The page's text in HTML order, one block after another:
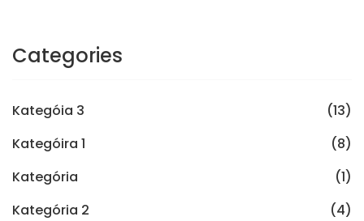
Categories
Kategóia 3
(13)
Kategóira 1
(8)
Kategória
(1)
Kategória 2
(4)